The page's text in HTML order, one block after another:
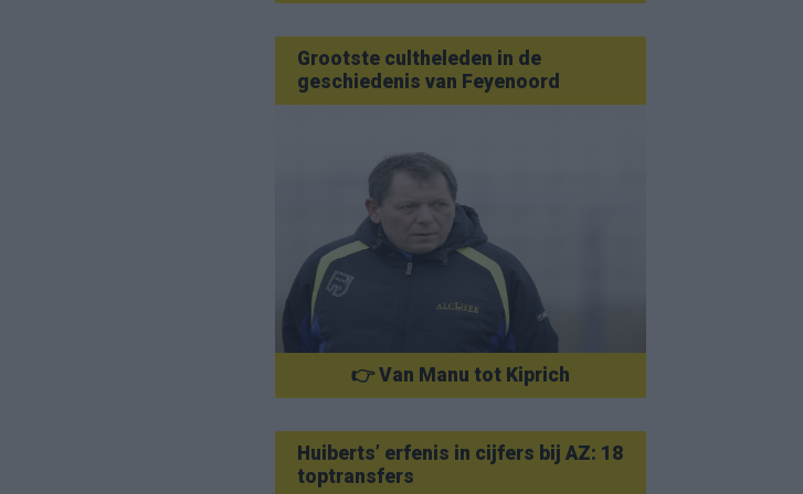
Grootste cultheleden in de
geschiedenis van Feyenoord
👉 Van Manu tot Kiprich
Huiberts’ erfenis in cijfers bij AZ: 18
toptransfers